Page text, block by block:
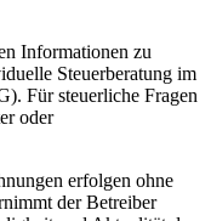
Informationen zu
Steuerberatung im
Für steuerliche Fragen
oder
erfolgen ohne
der Betreiber